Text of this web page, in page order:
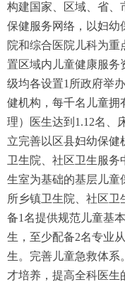
构建国家、区域、省、
保健服务网络，以妇幼
院和综合医院儿科为重
置区域内儿童健康服务
级均各设置1所政府举
健机构，每千名儿童拥
理）医生达到1.12名、
立完善以区县妇幼保健
卫生院、社区卫生服务
生室为基础的基层儿童
所乡镇卫生院、社区卫
备1名提供规范儿童基
生，至少配备2名专业
生。完善儿童急救体系
才培养，提高全科医生